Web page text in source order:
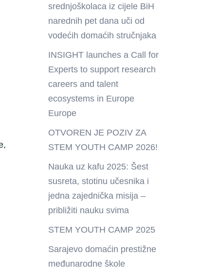
srednjoškolaca iz cijele BiH
narednih pet dana uči od
vodećih domaćih stručnjaka
INSIGHT launches a Call for
Experts to support research
careers and talent
ecosystems in Europe
Europe
OTVOREN JE POZIV ZA
STEM YOUTH CAMP 2026!
Nauka uz kafu 2025: Šest
susreta, stotinu učesnika i
jedna zajednička misija –
približiti nauku svima
STEM YOUTH CAMP 2025
Sarajevo domaćin prestižne
međunarodne škole